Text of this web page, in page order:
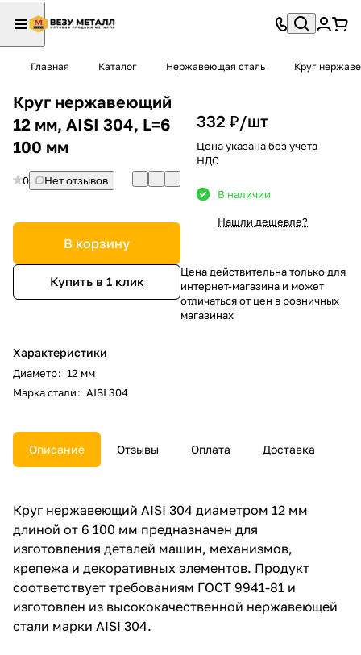
Главная Каталог Нержавеющая сталь Круг
Круг нержавеющий
12 мм, AISI 304, L=6
100 мм
0 Нет отзывов
В корзину
Купить в 1 клик
Характеристики
Диаметр: 12 мм
Марка стали: AISI 304
332 ₽/шт
Цена указана без учета
НДС
В наличии
Нашли дешевле?
Цена действительна только для
интернет-магазина и может
отличаться от цен в розничных
магазинах
Описание Отзывы Оплата Доставка
Круг нержавеющий AISI 304 диаметром 12 мм
длиной от 6 100 мм предназначен для
изготовления деталей машин, механизмов,
крепежа и декоративных элементов. Продукт
соответствует требованиям ГОСТ 9941-81 и
изготовлен из высококачественной нержавеющей
стали марки AISI 304.